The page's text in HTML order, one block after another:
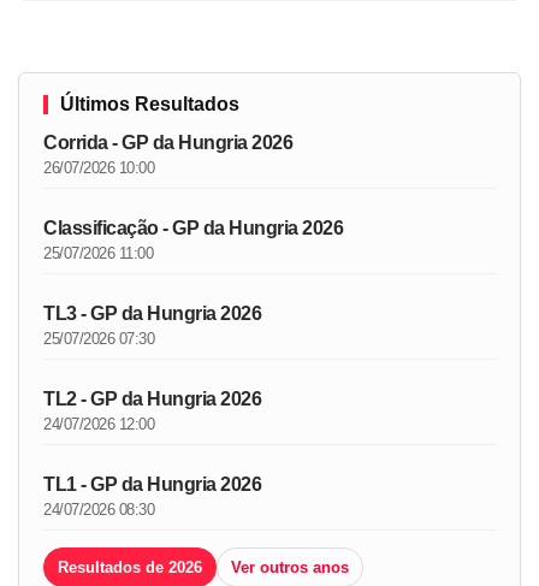
Últimos Resultados
Corrida - GP da Hungria 2026
26/07/2026 10:00
Classificação - GP da Hungria 2026
25/07/2026 11:00
TL3 - GP da Hungria 2026
25/07/2026 07:30
TL2 - GP da Hungria 2026
24/07/2026 12:00
TL1 - GP da Hungria 2026
24/07/2026 08:30
Resultados de 2026 Ver outros anos